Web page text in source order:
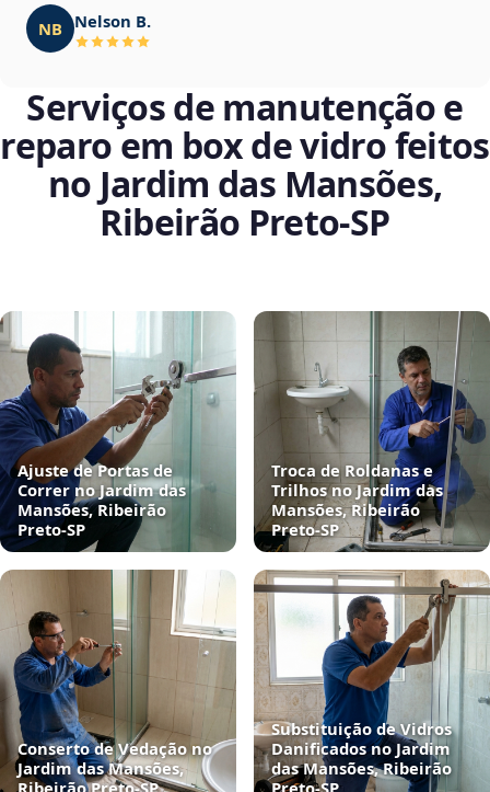
NB Nelson B.
Serviços de manutenção e
reparo em box de vidro feitos
no Jardim das Mansões,
Ribeirão Preto‑SP
Ajuste de Portas de
Correr no Jardim das
Mansões, Ribeirão
Preto‑SP
Troca de Roldanas e
Trilhos no Jardim das
Mansões, Ribeirão
Preto‑SP
Conserto de Vedação no
Jardim das Mansões,
Substituição de Vidros
Danificados no Jardim
das Mansões, Ribeirão